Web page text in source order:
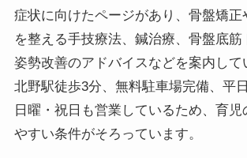
症状に向けたページがあり、骨盤矯正
を整える手技療法、鍼治療、骨盤底筋
姿勢改善のアドバイスなどを案内して
北野駅徒歩3分、無料駐車場完備、平
日曜・祝日も営業しているため、育
やすい条件がそろっています。